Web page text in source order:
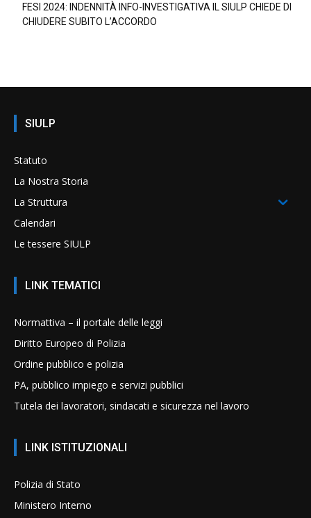
FESI 2024: INDENNITÀ INFO-INVESTIGATIVA IL SIULP CHIEDE DI
CHIUDERE SUBITO L’ACCORDO
SIULP
Statuto
La Nostra Storia
La Struttura
Calendari
Le tessere SIULP
LINK TEMATICI
Normattiva – il portale delle leggi
Diritto Europeo di Polizia
Ordine pubblico e polizia
PA, pubblico impiego e servizi pubblici
Tutela dei lavoratori, sindacati e sicurezza nel lavoro
LINK ISTITUZIONALI
Polizia di Stato
Ministero Interno